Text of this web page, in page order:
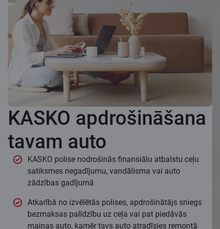
KASKO apdrošināšana
tavam auto
KASKO polise nodrošinās finansiālu atbalstu ceļu
satiksmes negadījumu, vandālisma vai auto
zādzības gadījumā
Atkarībā no izvēlētās polises, apdrošinātājs sniegs
bezmaksas palīdzību uz ceļa vai pat piedāvās
maiņas auto, kamēr tavs auto atradīsies remontā